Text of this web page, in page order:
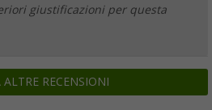
giustificazioni per questa
ALTRE RECENSIONI